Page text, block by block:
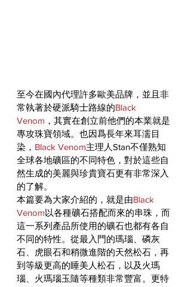
至今在國內代理許多歐美品牌，並且非
常執著於硬派騎士路線的Black
Venom ，其實在創立前他們的本業就是
專攻珠寶領域。也因爲長年來耳濡目
染， Black Venom主理人Stan不僅熟知
全球各地礦區的不同特色，對於這些自
然生成的美麗與珍貴寶石更有非常深入
的了解。
本篇要為大家介紹的，就是由Black
Venom以各種礦石搭配而來的串珠，而
這一系列產品所使用的礦石也都有各自
不同的特性。從最入門的瑪瑙、磷灰
石、虎眼石和稍微進階的天然松石，再
到等級更高的睡美人松石，以及火瑪
瑙、火瑪瑙玉隨等種類非常豐富。更特